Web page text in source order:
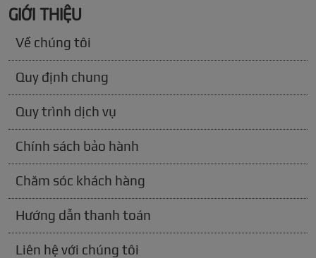
GIỚI THIỆU
Về chúng tôi
Quy định chung
Quy trình dịch vụ
Chính sách bảo hành
Chăm sóc khách hàng
Hướng dẫn thanh toán
Liên hệ với chúng tôi